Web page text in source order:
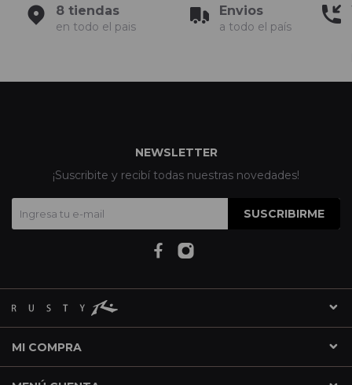
8 tiendas
en todo el pais
Envios
a todo el país
MI COMPRA
NEWSLETTER
¡Suscribite y recibí todas nuestras novedades!
SUSCRIBIRME